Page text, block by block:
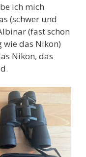
ich mich
(schwer und
(fast schon
wie das Nikon)
Nikon, das